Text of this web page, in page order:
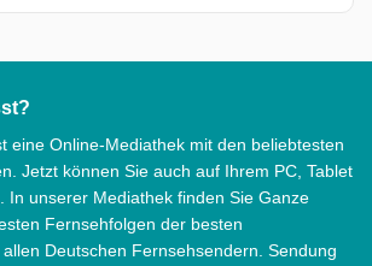
eine Online-Mediathek mit den beliebtesten
Jetzt können Sie auch auf Ihrem PC, Tablet
In unserer Mediathek finden Sie Ganze
Fernsehfolgen der besten
Deutschen Fernsehsendern. Sendung